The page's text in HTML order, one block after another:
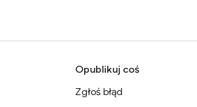
Opublikuj coś
Zgłoś błąd